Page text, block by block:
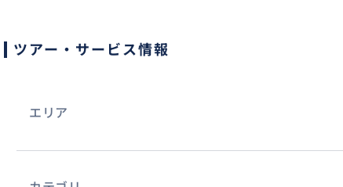
ツアー・サービス情報
エリア